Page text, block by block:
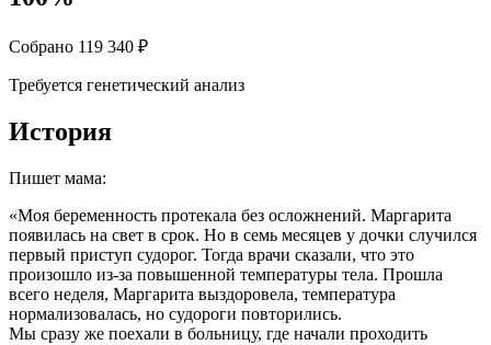
Собрано 119 340 ₽
Требуется генетический анализ
История
Пишет мама:
«Моя беременность протекала без осложнений. Маргарита
появилась на свет в срок. Но в семь месяцев у дочки случился
первый приступ судорог. Тогда врачи сказали, что это
произошло из-за повышенной температуры тела. Прошла
всего неделя, Маргарита выздоровела, температура
нормализовалась, но судороги повторились.
Мы сразу же поехали в больницу, где начали проходить